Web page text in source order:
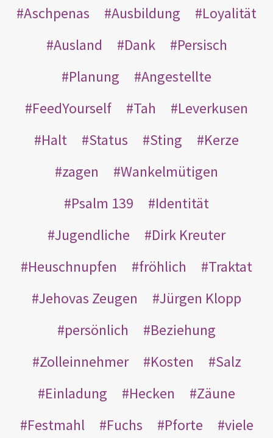
Aschpenas
Ausbildung
Loyalität
Ausland
Dank
Persisch
Planung
Angestellte
FeedYourself
Tah
Leverkusen
Halt
Status Sting
Kerze
zagen
Wankelmütigen
Psalm 139
Identität
Jugendliche
Dirk Kreuter
Heuschnupfen
fröhlich
Traktat
Jehovas Zeugen
Jürgen Klopp
persönlich
Beziehung
Zolleinnehmer
Kosten
Salz
Einladung
Hecken
Zäune
Festmahl
Fuchs Pforte viele